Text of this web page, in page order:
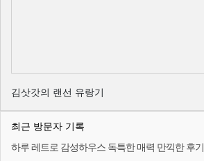
김삿갓의 랜선 유랑기
최근 방문자 기록
하루 레트로 감성하우스 독특한 매력 만끽한 후기